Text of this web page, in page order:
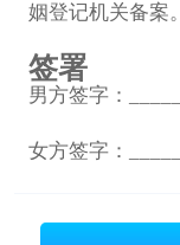
姻登记机关备案。
签署
男方签字：
女方签字：